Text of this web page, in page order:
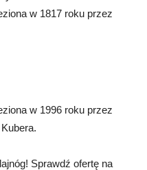
w 1817 roku przez
w 1996 roku przez
Sprawdź ofertę na